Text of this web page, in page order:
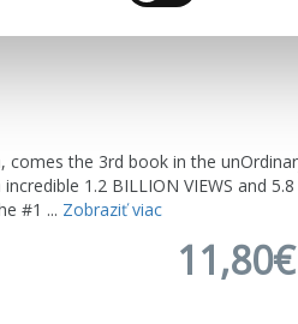
the 3rd book in the
1.2 BILLION VIEWS and
#1 ... Zobraziť viac
11,80€